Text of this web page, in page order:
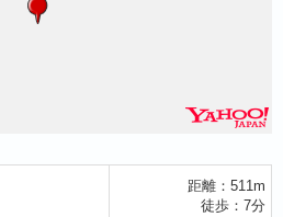
距離：511m
徒歩：7分